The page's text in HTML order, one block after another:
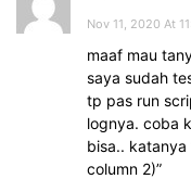
Nov 11, 2020 At
maaf mau
saya sudah
tp pas run
lognya. coba
bisa.. katanya
column 2)”